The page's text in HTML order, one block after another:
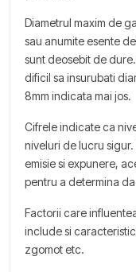
Diametrul maxim de
sau anumite esente
sunt deosebit de
dificil sa insurubati
8mm indicata mai jos.
Cifrele indicate ca
niveluri de lucru
emisie si expunere,
pentru a determina
Factorii care
include si
zgomot etc.